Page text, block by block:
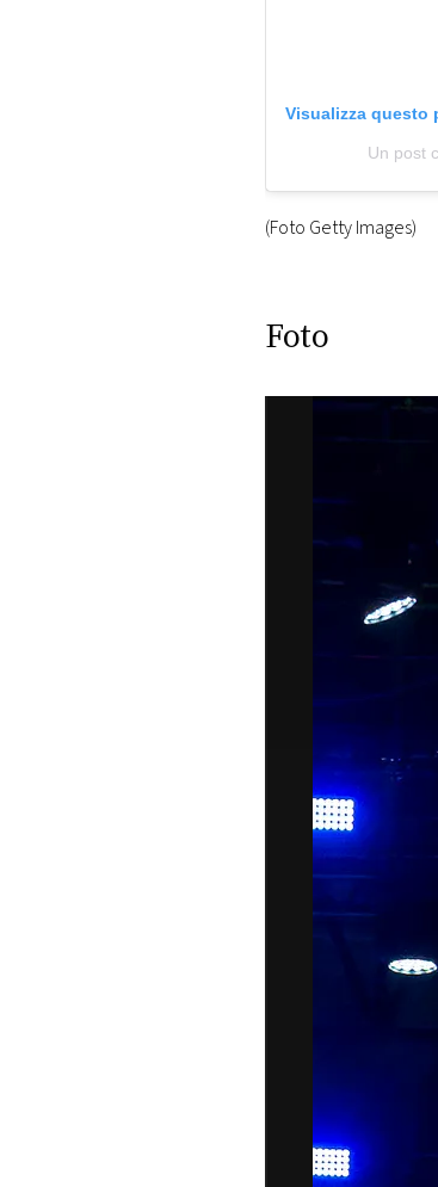
Visualizza questo
Un post
(Foto Getty Images)
Foto